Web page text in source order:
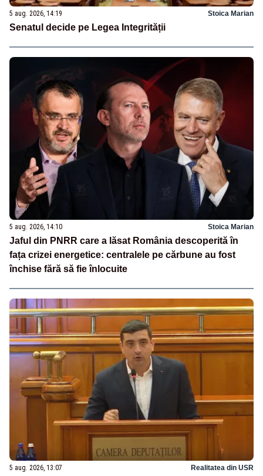
5 aug. 2026, 14:19 Stoica Marian
Senatul decide pe Legea Integrității
5 aug. 2026, 14:10 Stoica Marian
Jaful din PNRR care a lăsat România descoperită în
fața crizei energetice: centralele pe cărbune au fost
închise fără să fie înlocuite
5 aug. 2026, 13:07 Realitatea din USR